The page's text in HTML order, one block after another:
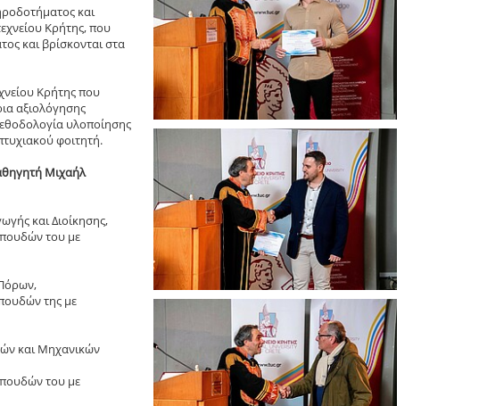
και
Κρήτης, που
και βρίσκονται στα
Κρήτης που
αξιολόγησης
υλοποίησης
φοιτητή.
Μιχαήλ
και Διοίκησης,
του με
της με
και Μηχανικών
του με